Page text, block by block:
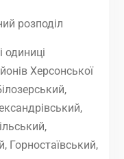
розподіл
одиниці
Херсонської
Горностаївський,